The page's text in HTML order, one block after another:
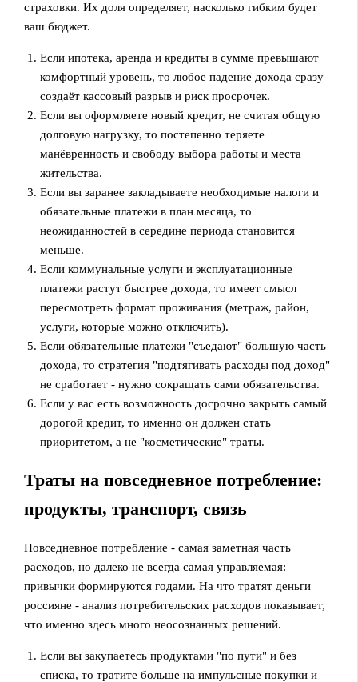
страховки. Их доля определяет, насколько гибким будет
ваш бюджет.
Если ипотека, аренда и кредиты в сумме превышают
комфортный уровень, то любое падение дохода сразу
создаёт кассовый разрыв и риск просрочек.
Если вы оформляете новый кредит, не считая общую
долговую нагрузку, то постепенно теряете
манёвренность и свободу выбора работы и места
жительства.
Если вы заранее закладываете необходимые налоги и
обязательные платежи в план месяца, то
неожиданностей в середине периода становится
меньше.
Если коммунальные услуги и эксплуатационные
платежи растут быстрее дохода, то имеет смысл
пересмотреть формат проживания (метраж, район,
услуги, которые можно отключить).
Если обязательные платежи "съедают" большую часть
дохода, то стратегия "подтягивать расходы под доход"
не сработает - нужно сокращать сами обязательства.
Если у вас есть возможность досрочно закрыть самый
дорогой кредит, то именно он должен стать
приоритетом, а не "косметические" траты.
Траты на повседневное потребление:
продукты, транспорт, связь
Повседневное потребление - самая заметная часть
расходов, но далеко не всегда самая управляемая:
привычки формируются годами. На что тратят деньги
россияне - анализ потребительских расходов показывает,
что именно здесь много неосознанных решений.
Если вы закупаетесь продуктами "по пути" и без
списка, то тратите больше на импульсные покупки и